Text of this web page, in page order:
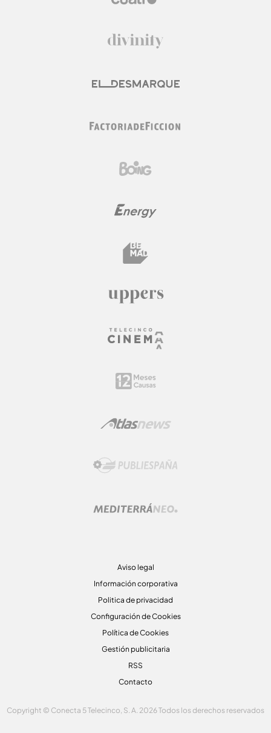
Aviso legal
Información corporativa
Politica de privacidad
Configuración de Cookies
Política de Cookies
Gestión publicitaria
RSS
Contacto
Copyright © Conecta 5 Telecinco, S. A. 2026 Todos los derechos reservados